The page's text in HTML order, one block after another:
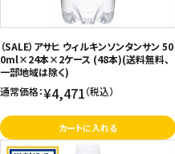
（SALE）アサヒ ウィルキンソンタンサン 50
0ml×24本×2ケース (48本)(送料無料、
一部地域は除く)
通常価格：¥4,471（税込）
カートに入れる